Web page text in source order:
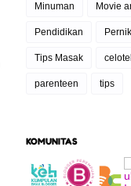
Minuman Movie
Pendidikan
Tips Masak
parenteen tips
KOMUNITAS